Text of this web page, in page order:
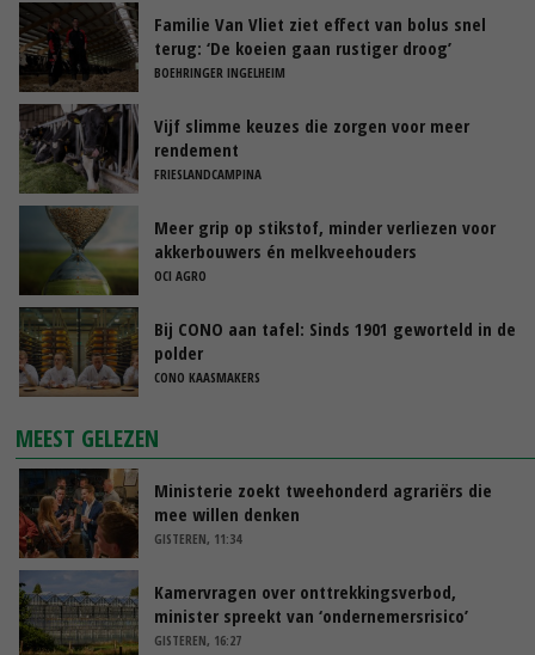
Familie Van Vliet ziet effect van bolus snel
terug: ‘De koeien gaan rustiger droog’
BOEHRINGER INGELHEIM
Vijf slimme keuzes die zorgen voor meer
rendement
FRIESLANDCAMPINA
Meer grip op stikstof, minder verliezen voor
akkerbouwers én melkveehouders
OCI AGRO
Bij CONO aan tafel: Sinds 1901 geworteld in de
polder
CONO KAASMAKERS
MEEST GELEZEN
Ministerie zoekt tweehonderd agrariërs die
mee willen denken
GISTEREN, 11:34
Kamervragen over onttrekkingsverbod,
minister spreekt van ‘ondernemersrisico’
GISTEREN, 16:27